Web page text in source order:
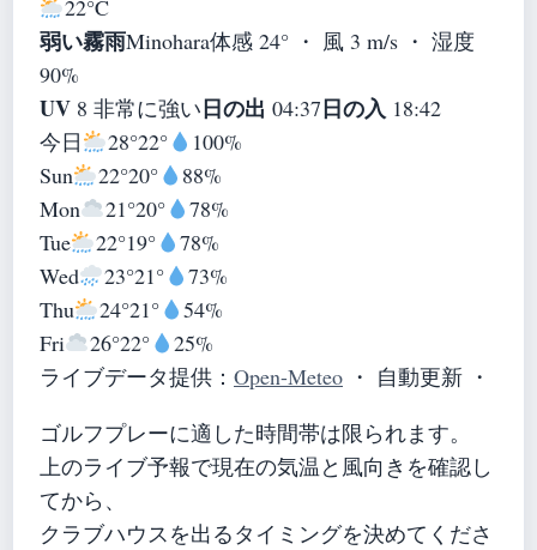
22°C
弱い霧雨Minohara体感 24° ・ 風 3 m/s ・ 湿度
90%
UV 8 非常に強い日の出 04:37日の入 18:42
今日
28°22°
100%
Sun
22°20°
88%
Mon
21°20°
78%
Tue
22°19°
78%
Wed
23°21°
73%
Thu
24°21°
54%
Fri
26°22°
25%
ライブデータ提供： Open-Meteo ・ 自動更新 ・
ゴルフプレーに適した時間帯は限られます。
上のライブ予報で現在の気温と風向きを確認し
てから、
クラブハウスを出るタイミングを決めてくださ